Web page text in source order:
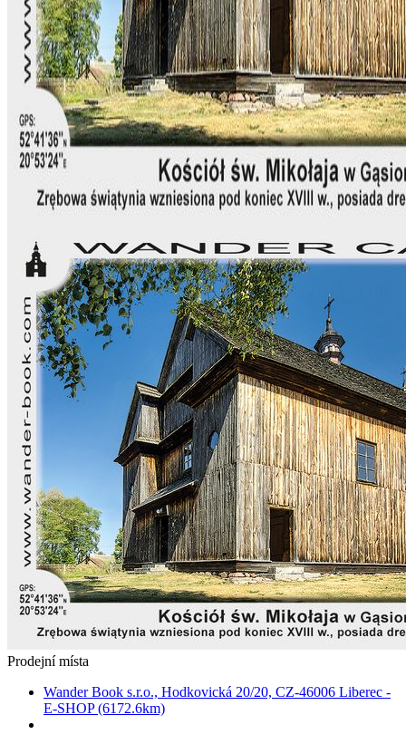
Prodejní místa
Wander Book s.r.o., Hodkovická 20/20, CZ-46006 Liberec -
E-SHOP (6172.6km)